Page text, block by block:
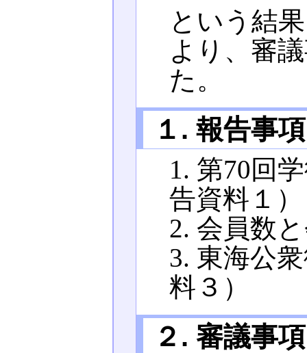
という結
より、審
た。
１. 報告
1. 第70回
告資料１）
2. 会員数
3. 東海公
料３）
２. 審議